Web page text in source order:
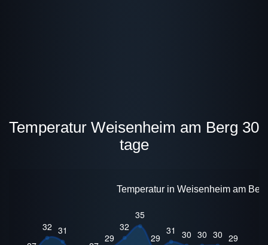
Temperatur Weisenheim am Berg 30
tage
Temperatur in Weisenheim am